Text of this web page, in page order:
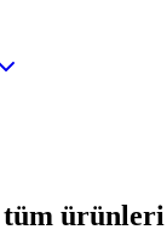
tüm ürünleri